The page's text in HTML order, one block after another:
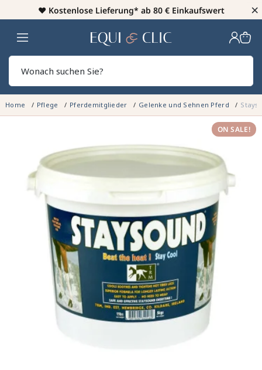
♥️ Kostenlose Lieferung* ab 80 € Einkaufswert ×
Heim
Home Pflege Pferdemitglieder Gelenke und Sehnen Pferd
ON SALE!